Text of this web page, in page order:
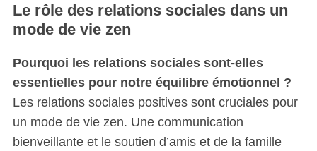
Le rôle des relations sociales dans un
mode de vie zen
Pourquoi les relations sociales sont-elles
essentielles pour notre équilibre émotionnel ?
Les relations sociales positives sont cruciales pour
un mode de vie zen. Une communication
bienveillante et le soutien d’amis et de la famille